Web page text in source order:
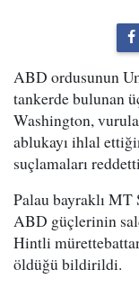
ABD ordusunun
tankerde bulunan
Washington,
ablukayı ihlal
suçlamaları
Palau bayraklı MT
ABD güçlerinin
Hintli
öldüğü bildirildi.